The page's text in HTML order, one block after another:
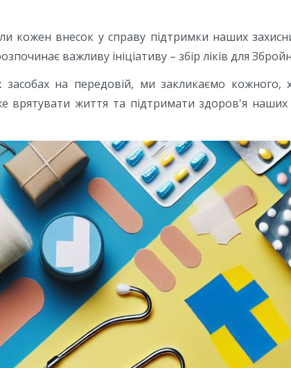
кожен внесок у справу підтримки наших
важливу ініціативу – збір ліків для
на передовій, ми закликаємо кожного,
життя та підтримати здоров'я наших